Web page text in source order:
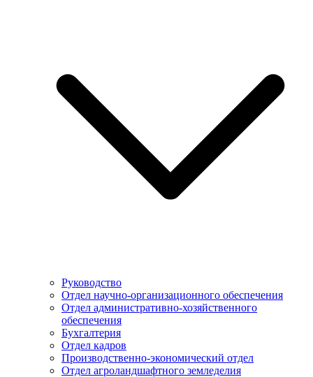
Руководство
Отдел научно-организационного обеспечения
Отдел административно-хозяйственного
обеспечения
Бухгалтерия
Отдел кадров
Производственно-экономический отдел
Отдел агроландшафтного земледелия